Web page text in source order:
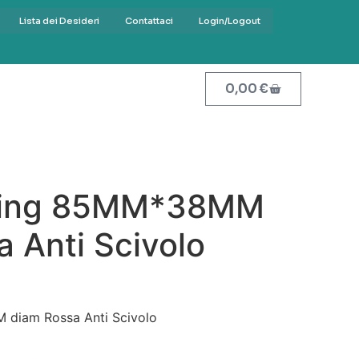
Lista dei Desideri Contattaci Login/Logout
0,00€
85MM*38MM
Anti Scivolo
diam Rossa Anti Scivolo